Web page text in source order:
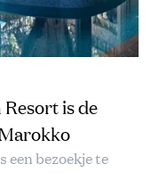
is de
een bezoekje te